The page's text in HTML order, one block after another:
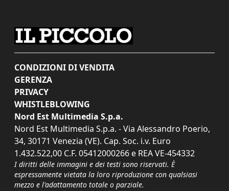
CONDIZIONI DI VENDITA
GERENZA
PRIVACY
WHISTLEBLOWING
Nord Est Multimedia S.p.a.
Nord Est Multimedia S.p.a. - Via Alessandro Poerio,
34, 30171 Venezia (VE). Cap. Soc. i.v. Euro
1.432.522,00 C.F. 05412000266 e REA VE-454332
I diritti delle immagini e dei testi sono riservati. È
espressamente vietata la loro riproduzione con qualsiasi
mezzo e l'adattamento totale o parziale.